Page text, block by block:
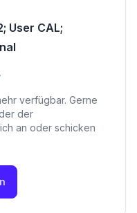
User CAL;
verfügbar. Gerne
der
an oder schicken